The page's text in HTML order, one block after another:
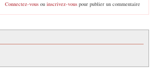
Connectez-vousou inscrivez-vouspour publier un commentaire